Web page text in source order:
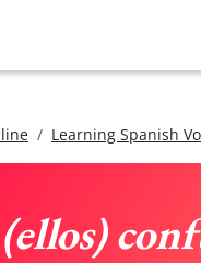
Learning Spanish
(ellos)